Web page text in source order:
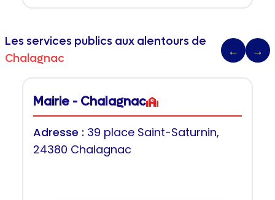
Les services publics aux alentours de
Chalagnac
← →
Mairie - Chalagnac
Adresse : 39 place Saint-Saturnin,
24380 Chalagnac